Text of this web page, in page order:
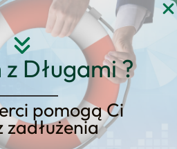
Długami ?
pomogą Ci
zadłużenia
Kredyt123.pl